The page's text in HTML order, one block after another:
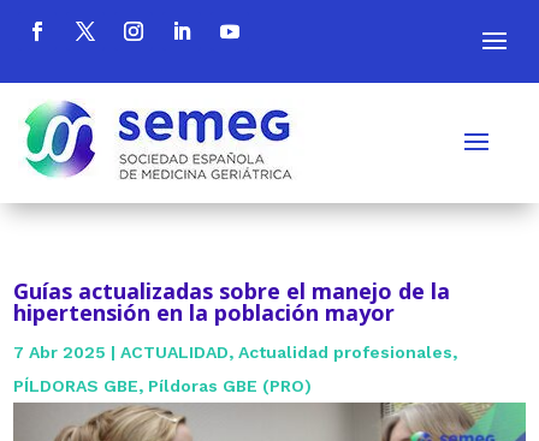
Guías actualizadas sobre el manejo de la
hipertensión en la población mayor
7 Abr 2025 |ACTUALIDAD,Actualidad profesionales,
PÍLDORAS GBE, Píldoras GBE (PRO)